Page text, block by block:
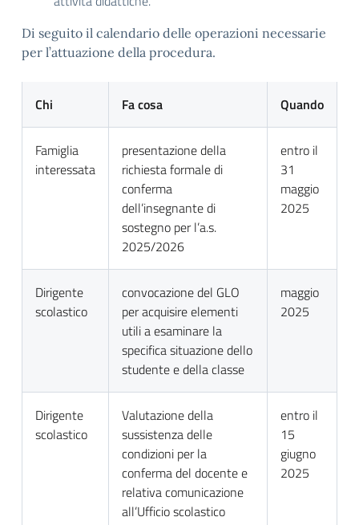
Di seguito il calendario delle operazioni necessarie
per l’attuazione della procedura.
Chi Fa cosa Quando
Famiglia
interessata
presentazione della
richiesta formale di
conferma
dell’insegnante di
sostegno per l’a.s.
2025/2026
entro il
31
maggio
2025
Dirigente
scolastico
convocazione del GLO
per acquisire elementi
utili a esaminare la
specifica situazione dello
studente e della classe
maggio
2025
Dirigente
scolastico
Valutazione della
sussistenza delle
condizioni per la
conferma del docente e
relativa comunicazione
all’Ufficio scolastico
entro il
15
giugno
2025